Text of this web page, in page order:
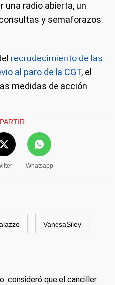
una radio abierta, un
y semaforazos.
recrudecimiento de las
al paro de la CGT, el
medidas de acción
Whatsapp
VanesaSiley
consideró que el canciller